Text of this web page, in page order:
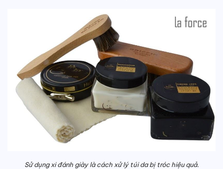
Sử dụng xi đánh giày là cách xử lý túi da bị tróc hiệu quả.